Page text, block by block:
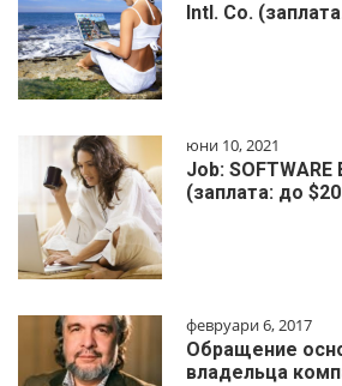
Intl. Co.
юни 10, 2021
Job: SOFTWARE
(заплата: до
февруари 6, 2017
Обращение
владельца